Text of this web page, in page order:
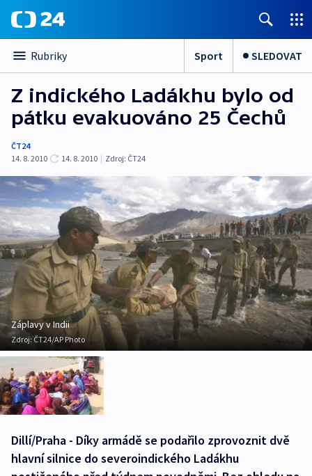
Rubriky Sport SLEDOVAT
Z indického Ladákhu bylo od
pátku evakuováno 25 Čechů
ČT24
14. 8. 2010
14. 8. 2010 | Zdroj: ČT24
Záplavy v Indii
Zdroj: ČT24/AP Photo
Dillí/Praha - Díky armádě se podařilo zprovoznit dvě
hlavní silnice do severoindického Ladákhu